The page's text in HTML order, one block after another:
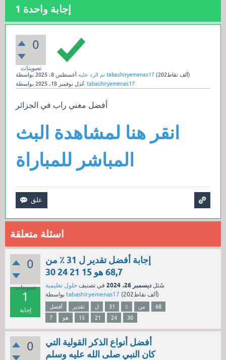
1 إجابة واحدة
0
تصويتات
تم الرد عليه أغسطس 8، 2025 tabashiryemenas17 ( 202ألفنقاط)
عُدل نوفمبر 18، 2025 tabashiryemenas17
أفضل مغني راب في الجزائر
انقر هنا لمشاهدة البث
المباشر للمباراة
اسئلة متعلقة
0
تصويتات
1
إجابة
إجابة أفضل تقدير ل 31 ٪ من
68,7 هو 15 21 24 30
سُئل ديسمبر 26، 2024 في تصنيف حلول تعليمية
tabashiryemenas17 ( 202ألفنقاط)
أفضل تقدير ل 31 ٪ من
68
7
هو 15 21 24 30
0
أفضل أنواع الذكر القولية التي
كان النبي صلى الله عليه وسلم